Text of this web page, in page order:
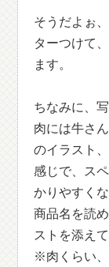
そうだよぉ
ターつけて
ます。
ちなみに、
肉には牛さ
のイラスト
感じで、ス
かりやすく
商品名を読
ストを添え
※肉くらい